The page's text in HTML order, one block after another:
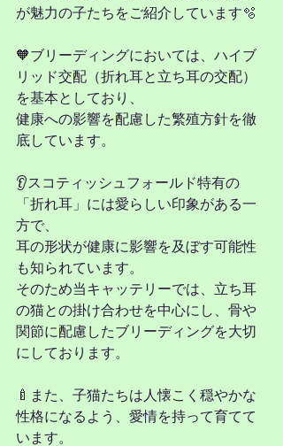
が魅力の子たちをご紹介しています🫧
🧡ブリーディングにおいては、ハイブ
リッド交配（折れ耳と立ち耳の交配）
を基本としており、
健康への影響を配慮した繁殖方針を徹
底しています。
👂スコティッシュフォールド特有の
「折れ耳」には愛らしい印象がある一
方で、
耳の形状が健康に影響を及ぼす可能性
も知られています。
そのため当キャッテリーでは、立ち耳
の猫との掛け合わせを中心にし、骨や
関節に配慮したブリーディングを大切
にしております。
🍼また、子猫たちは人懐こく穏やかな
性格になるよう、愛情を持って育てて
います。